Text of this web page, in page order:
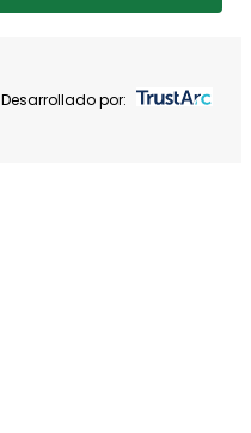
Desarrollado por: